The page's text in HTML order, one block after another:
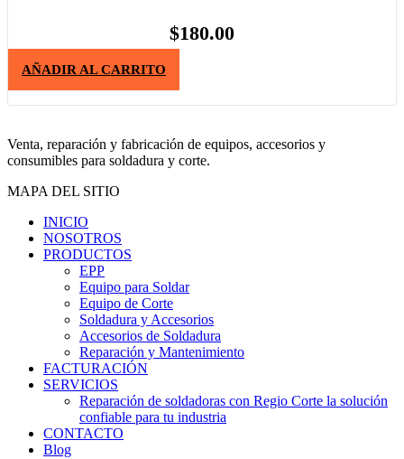
$180.00
AÑADIR AL CARRITO
Venta, reparación y fabricación de equipos, accesorios y
consumibles para soldadura y corte.
MAPA DEL SITIO
INICIO
NOSOTROS
PRODUCTOS
EPP
Equipo para Soldar
Equipo de Corte
Soldadura y Accesorios
Accesorios de Soldadura
Reparación y Mantenimiento
FACTURACIÓN
SERVICIOS
Reparación de soldadoras con Regio Corte la solución
confiable para tu industria
CONTACTO
Blog